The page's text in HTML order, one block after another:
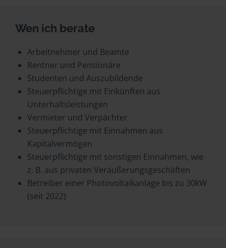
Wen ich berate
Arbeitnehmer und Beamte
Rentner und Pensionäre
Studenten und Auszubildende
Steuerpflichtige mit Einkünften aus
Unterhaltsleistungen
Vermieter und Verpächter
Steuerpflichtige mit Einnahmen aus
Kapitalvermögen
Steuerpflichtige mit sonstigen Einnahmen, wie
z. B. aus privaten Veräußerungsgeschäften
Betreiber einer Photovoltaikanlage bis zu 30kW
(seit 2022)